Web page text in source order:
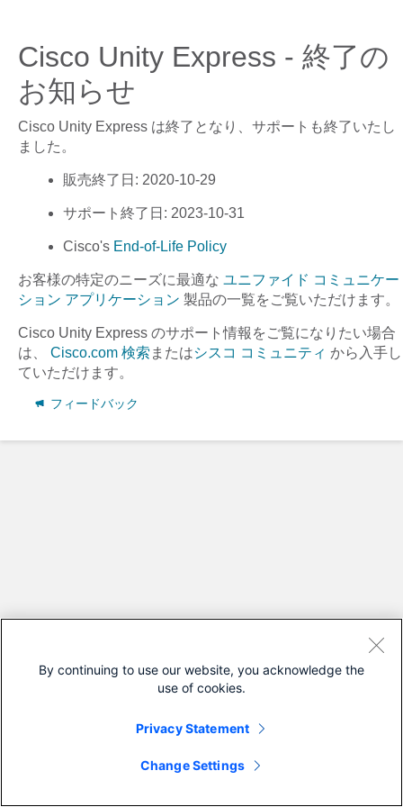
Cisco Unity Express - 終了の
お知らせ
Cisco Unity Express は終了となり、サポートも終了いたし
ました。
販売終了日 : 2020-10-29
サポート終了日 : 2023-10-31
Cisco's End-of-Life Policy
お客様の特定のニーズに最適な ユニファイド コミュニケー
ション アプリケーション 製品の一覧をご覧いただけます。
Cisco Unity Express のサポート情報をご覧になりたい場合
は、 Cisco.com 検索 またはシスコ コミュニティ から入手し
ていただけます。
フィードバック
By continuing to use our website, you acknowledge the
use of cookies.
Privacy Statement
Change Settings